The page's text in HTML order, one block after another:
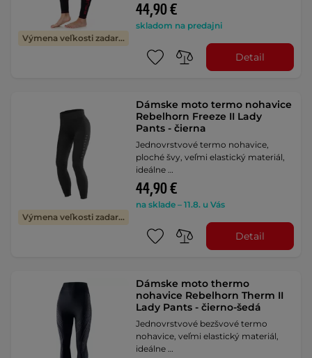
Výmena veľkosti zadarmo
44,90 €
skladom na predajni
Detail
Výmena veľkosti zadarmo
Dámske moto termo nohavice
Rebelhorn Freeze II Lady
Pants - čierna
Jednovrstvové termo nohavice,
ploché švy, veľmi elastický materiál,
ideálne …
44,90 €
na sklade – 11.8. u Vás
Detail
Dámske moto thermo
nohavice Rebelhorn Therm II
Lady Pants - čierno-šedá
Jednovrstvové bezšvové termo
nohavice, veľmi elastický materiál,
ideálne …